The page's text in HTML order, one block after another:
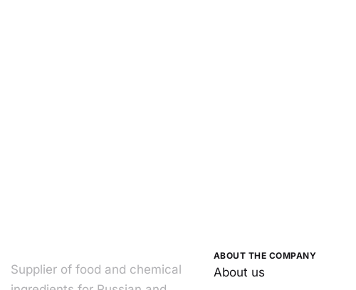
Supplier of food and chemical
ABOUT THE COMPANY
About us